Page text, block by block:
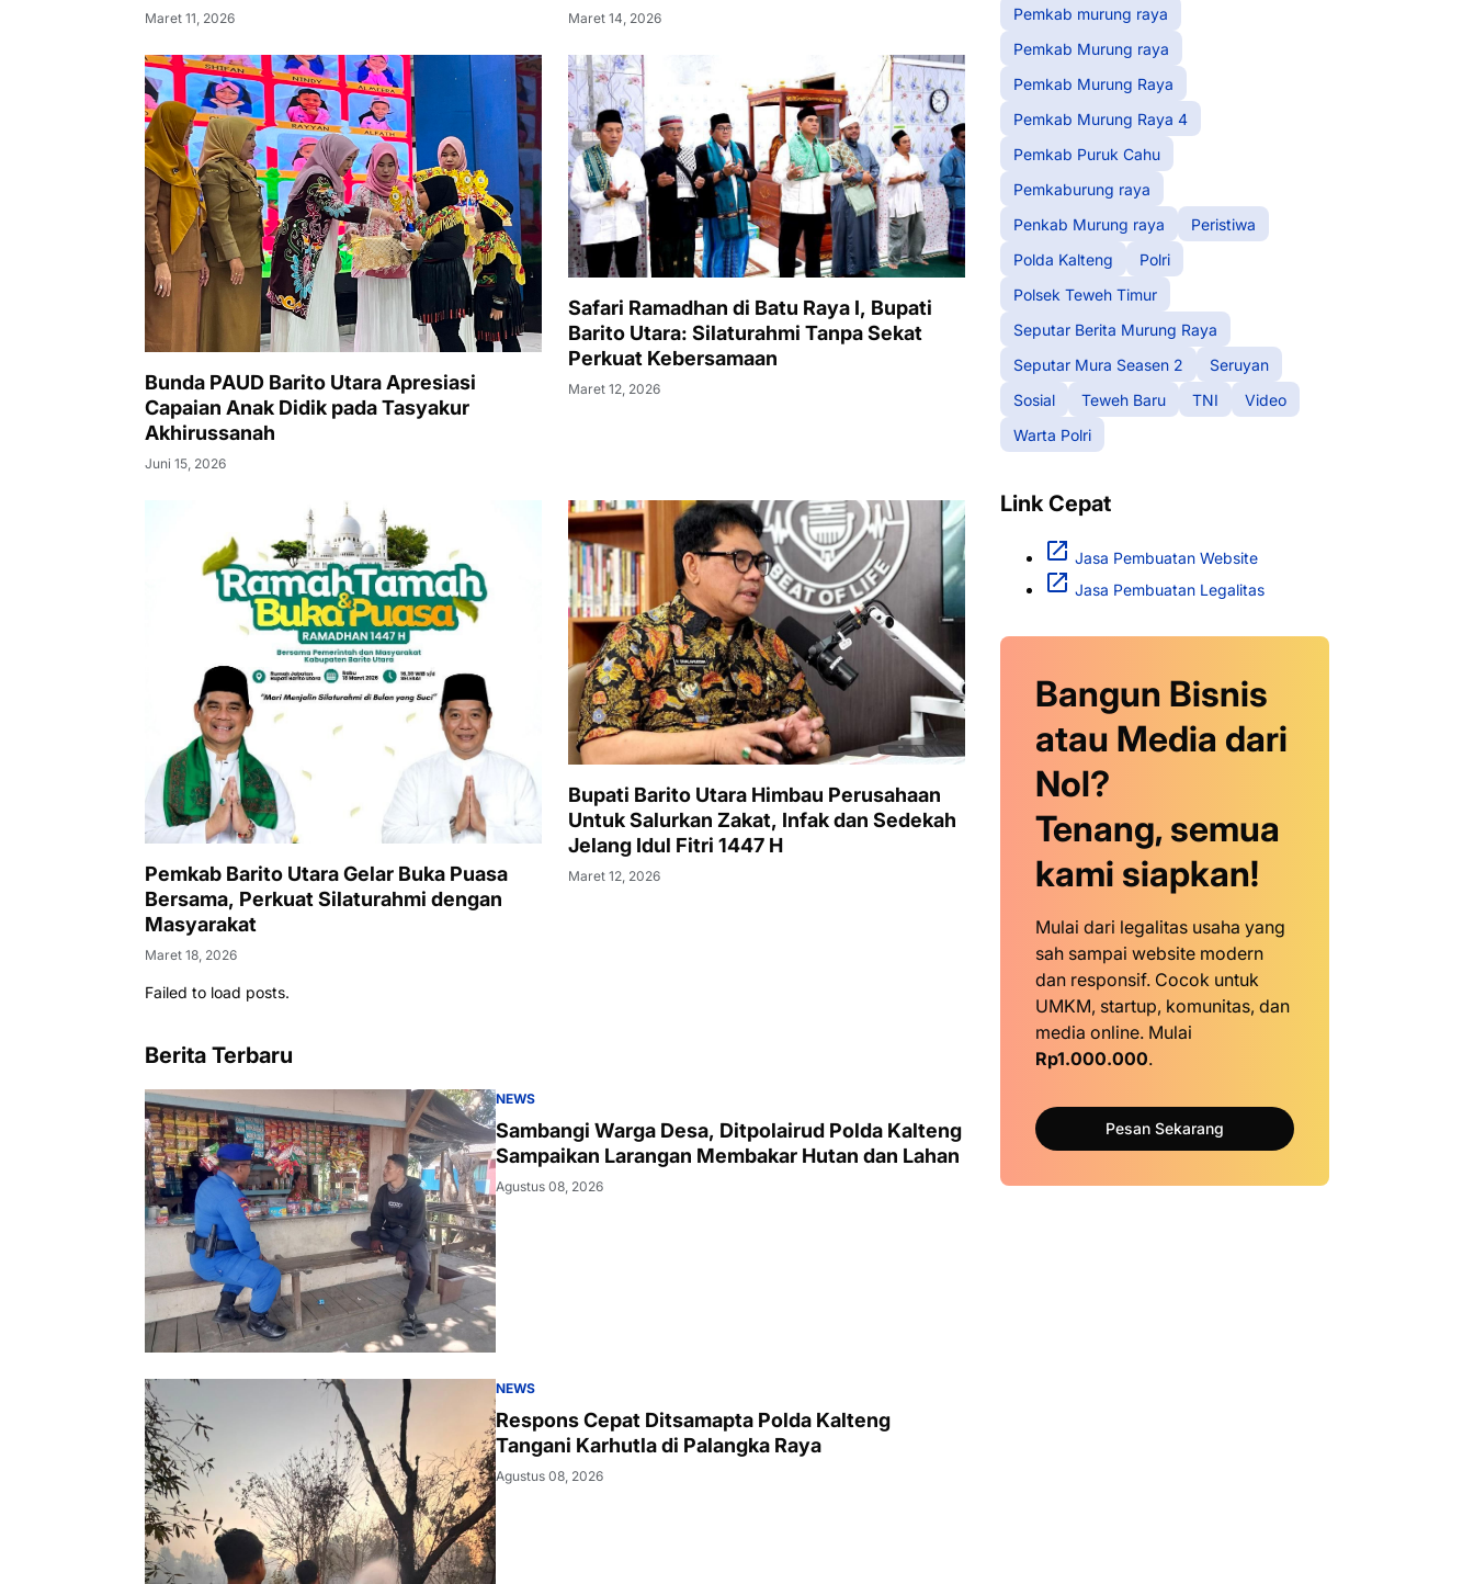
Maret 11, 2026 Maret 14, 2026
Bunda PAUD Barito Utara Apresiasi
Capaian Anak Didik pada Tasyakur
Akhirussanah
Juni 15, 2026
Safari Ramadhan di Batu Raya I, Bupati
Barito Utara: Silaturahmi Tanpa Sekat
Perkuat Kebersamaan
Maret 12, 2026
Pemkab Barito Utara Gelar Buka Puasa
Bersama, Perkuat Silaturahmi dengan
Masyarakat
Maret 18, 2026
Bupati Barito Utara Himbau Perusahaan
Untuk Salurkan Zakat, Infak dan Sedekah
Jelang Idul Fitri 1447 H
Maret 12, 2026
Failed to load posts.
Berita Terbaru
NEWS
Sambangi Warga Desa, Ditpolairud Polda Kalteng
Sampaikan Larangan Membakar Hutan dan Lahan
Agustus 08, 2026
NEWS
Respons Cepat Ditsamapta Polda Kalteng
Tangani Karhutla di Palangka Raya
Agustus 08, 2026
Pemkab murung raya
Pemkab Murung raya
Pemkab Murung Raya
Pemkab Murung Raya 4
Pemkab Puruk Cahu
Pemkaburung raya
Penkab Murung raya
Peristiwa
Polda Kalteng
Polri
Polsek Teweh Timur
Seputar Berita Murung Raya
Seputar Mura Seasen 2
Seruyan
Sosial
Teweh Baru TNI
Video
Warta Polri
Link Cepat
Jasa Pembuatan Website
Jasa Pembuatan Legalitas
Bangun Bisnis
atau Media dari
Nol?
Tenang, semua
kami siapkan!
Mulai dari legalitas usaha yang
sah sampai website modern
dan responsif. Cocok untuk
UMKM, startup, komunitas, dan
media online. Mulai
Rp1.000.000.
Pesan Sekarang